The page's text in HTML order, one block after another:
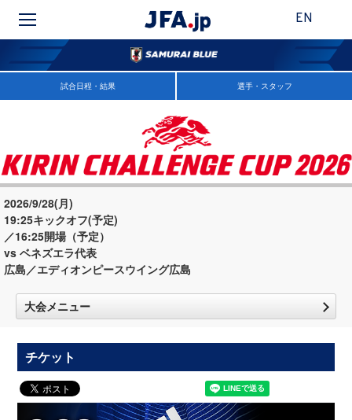
EN
試合日程・結果 選手・スタッフ
2026/9/28(月)
19:25キックオフ(予定)
／16:25開場（予定）
vs ベネズエラ代表
広島／エディオンピースウイング広島
大会メニュー
チケット